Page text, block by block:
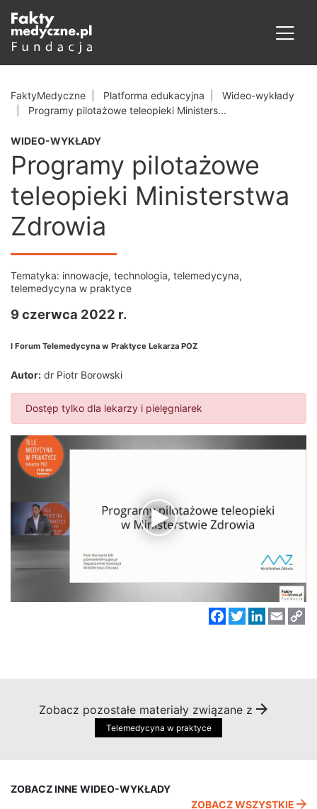
FaktyMedyczne Platforma edukacyjna
Wideo-wykłady
Programy pilotażowe teleopieki Ministers...
WIDEO-WYKŁADY
Programy pilotażowe
teleopieki Ministerstwa
Zdrowia
Tematyka: innowacje, technologia, telemedycyna,
telemedycyna w praktyce
9 czerwca 2022 r.
I Forum Telemedycyna w Praktyce Lekarza POZ
Autor: dr Piotr Borowski
Dostęp tylko dla lekarzy i pielęgniarek
Facebook
TwitterLinkedIn
Email
Zobacz pozostałe materiały związane z
Telemedycyna w praktyce
ZOBACZ INNE WIDEO-WYKŁADY
ZOBACZ WSZYSTKIE